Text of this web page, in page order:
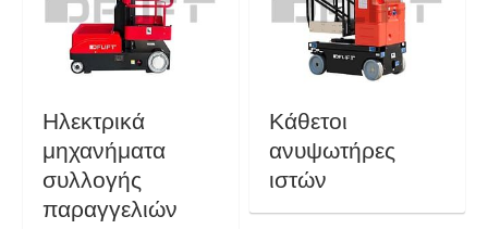
Ηλεκτρικά
μηχανήματα
συλλογής
παραγγελιών
Κάθετοι
ανυψωτήρες
ιστών